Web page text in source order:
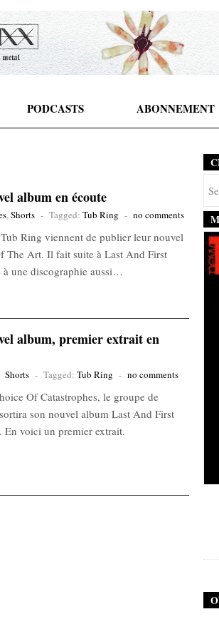
PODCASTS ABONNEMENT
album en écoute
,Shorts - Tagged: Tub Ring - no comments
Ring viennent de publier leur nouvel
The Art. Il fait suite à Last And First
une discographie aussi…
album, premier extrait en
Shorts - Tagged: Tub Ring - no comments
Of Catastrophes, le groupe de
son nouvel album Last And First
En voici un premier extrait.
New Noise #79 (Neurosis)